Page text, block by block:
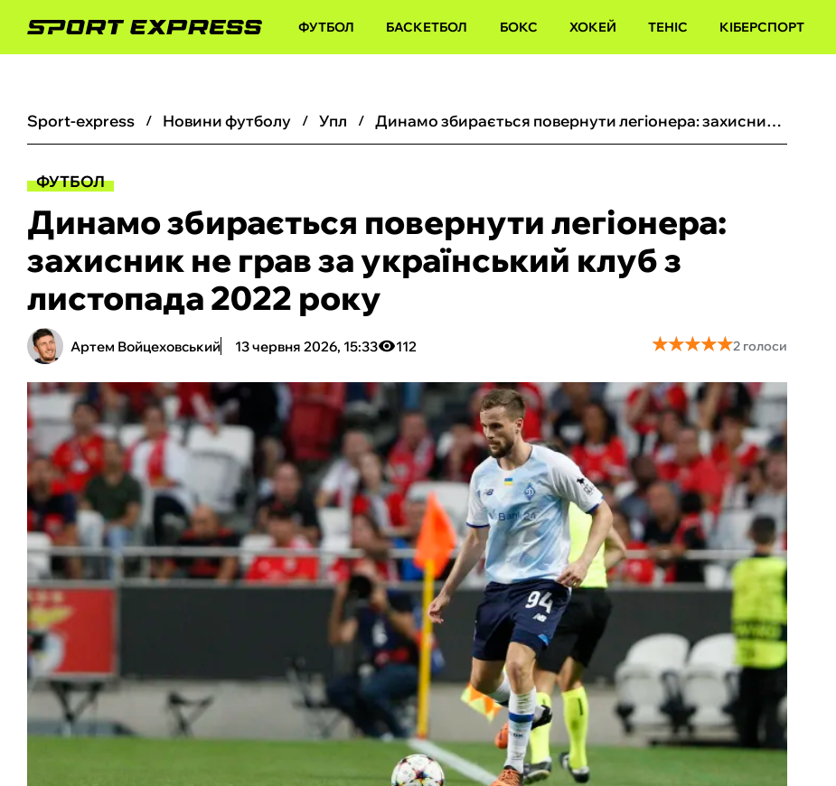
ФУТБОЛ БАСКЕТБОЛ БОКС ХОКЕЙ ТЕНІС КІБЕРСПОРТ
sport-express новини футболу упл Динамо збирається повернути легіонера: захисник не грав за український клуб з листопада 2022 року
ФУТБОЛ
Динамо збирається повернути легіонера:
захисник не грав за український клуб з
листопада 2022 року
Артем Войцеховський 13 червня 2026, 15:33 112 ★★★★★
★★★★★2 голоси